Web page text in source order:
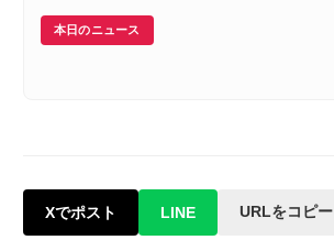
本日のニュース
Xでポスト LINE URLをコピー